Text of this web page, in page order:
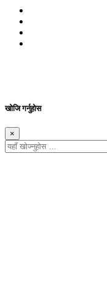
खोजि गर्नुहोस
×